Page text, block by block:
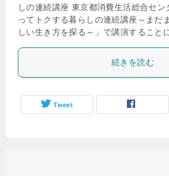
しの連続講座 東京都消費生活総合セン
ってトクする暮らしの連続講座～まだ
しい生き方を探る～」で講演するこ
続きを読む
Tweet